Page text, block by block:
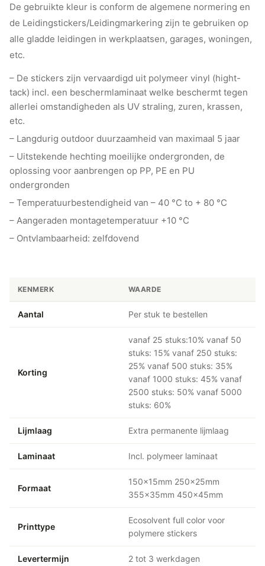
De gebruikte kleur is conform de algemene normering en
de Leidingstickers/Leidingmarkering zijn te gebruiken op
alle gladde leidingen in werkplaatsen, garages, woningen,
etc.
– De stickers zijn vervaardigd uit polymeer vinyl (hight-
tack) incl. een beschermlaminaat welke beschermt tegen
allerlei omstandigheden als UV straling, zuren, krassen,
etc.
– Langdurig outdoor duurzaamheid van maximaal 5 jaar
– Uitstekende hechting moeilijke ondergronden, de
oplossing voor aanbrengen op PP, PE en PU
ondergronden
– Temperatuurbestendigheid van – 40 °C to + 80 °C
– Aangeraden montagetemperatuur +10 °C
– Ontvlambaarheid: zelfdovend
KENMERK WAARDE
Aantal Per stuk te bestellen
Korting
vanaf 25 stuks:10% vanaf 50
stuks: 15% vanaf 250 stuks:
25% vanaf 500 stuks: 35%
vanaf 1000 stuks: 45% vanaf
2500 stuks: 50% vanaf 5000
stuks: 60%
Lijmlaag Extra permanente lijmlaag
Laminaat Incl. polymeer laminaat
Formaat
150x15mm 250x25mm
355x35mm 450x45mm
Printtype
Ecosolvent full color voor
polymere stickers
Levertermijn 2 tot 3 werkdagen